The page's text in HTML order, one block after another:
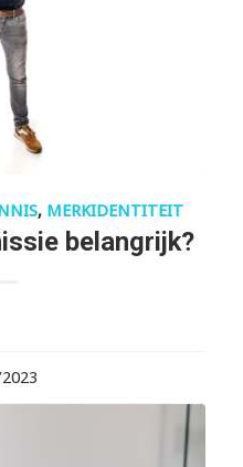
, MERKIDENTITEIT
belangrijk?